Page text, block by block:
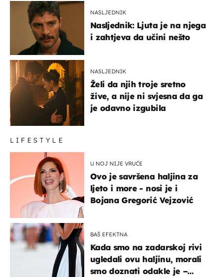
NASLJEDNIK
Nasljednik: Ljuta je na njega
i zahtjeva da učini nešto
NASLJEDNIK
Želi da njih troje sretno
žive, a nije ni svjesna da ga
je odavno izgubila
LIFESTYLE
U NOJ NIJE VRUĆE
Ovo je savršena haljina za
ljeto i more - nosi je i
Bojana Gregorić Vejzović
BAŠ EFEKTNA
Kada smo na zadarskoj rivi
ugledali ovu haljinu, morali
smo doznati odakle je –